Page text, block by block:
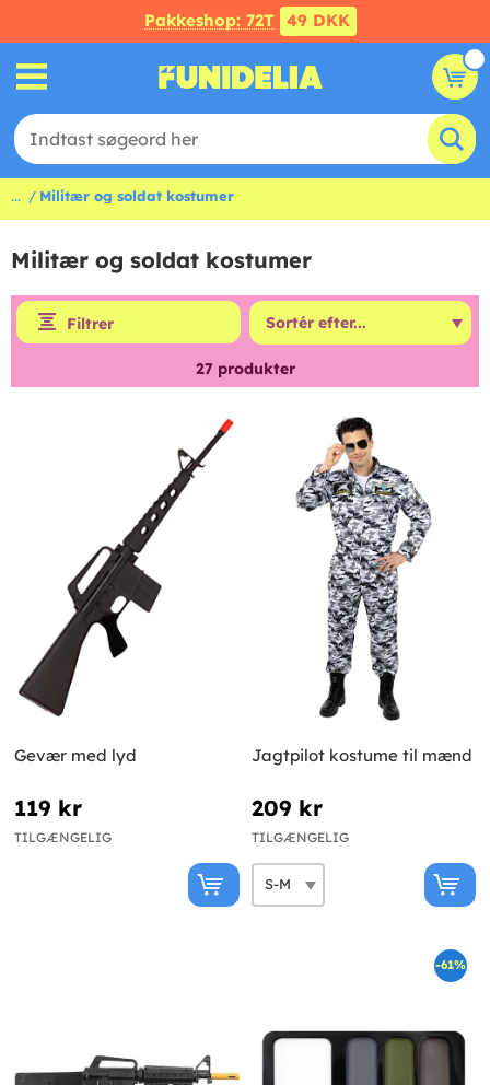
Pakkeshop: 72T 49 DKK
... Militær og soldat kostumer
Militær og soldat kostumer
Filtrer
27 produkter
Gevær med lyd
119 kr
TILGÆNGELIG
Jagtpilot kostume til mænd
209 kr
TILGÆNGELIG
-61%